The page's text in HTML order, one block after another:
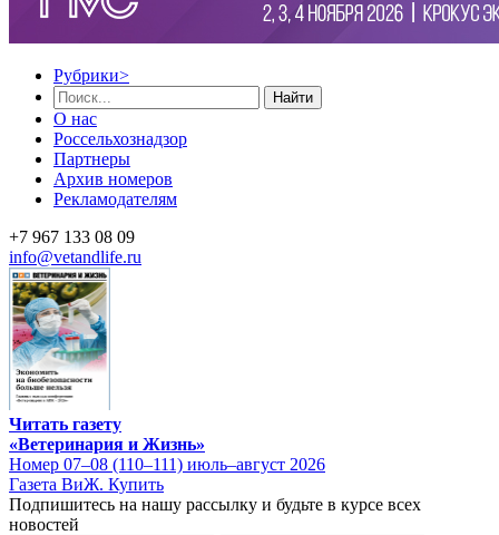
Рубрики>
Найти
О нас
Россельхознадзор
Партнеры
Архив номеров
Рекламодателям
+7 967 133 08 09
info@vetandlife.ru
Читать газету
«Ветеринария и Жизнь»
Номер 07–08 (110–111) июль–август 2026
Газета ВиЖ. Купить
Подпишитесь на нашу рассылку и будьте в курсе всех
новостей